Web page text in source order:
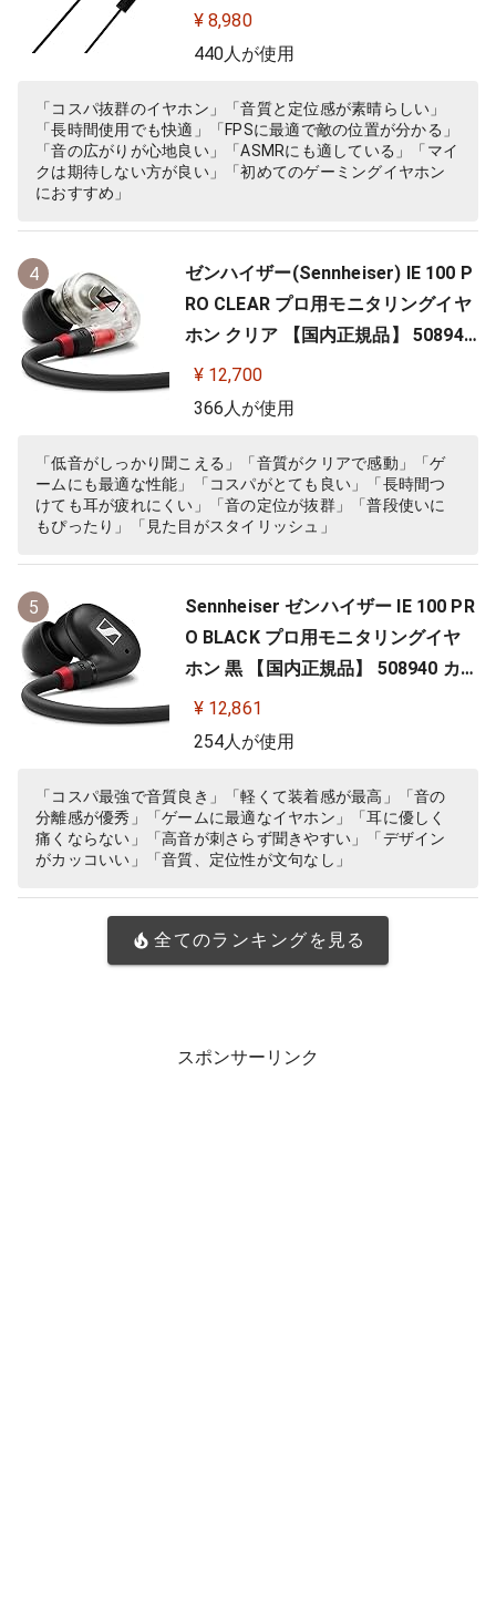
【ゲーム/VR/バイノーラル/ASMR /
360オーディオ推奨】
¥ 8,980
440人が使用
「コスパ抜群のイヤホン」「音質と定位感が素晴らしい」
「長時間使用でも快適」「FPSに最適で敵の位置が分かる」
「音の広がりが心地良い」「ASMRにも適している」「マイ
クは期待しない方が良い」「初めてのゲーミングイヤホン
におすすめ」
4
ゼンハイザー(Sennheiser) IE 100 P
RO CLEAR プロ用モニタリングイヤ
ホン クリア 【国内正規品】 508941
カナル型 有線イヤホン
¥ 12,700
366人が使用
「低音がしっかり聞こえる」「音質がクリアで感動」「ゲ
ームにも最適な性能」「コスパがとても良い」「長時間つ
けても耳が疲れにくい」「音の定位が抜群」「普段使いに
もぴったり」「見た目がスタイリッシュ」
5
Sennheiser ゼンハイザー IE 100 PR
O BLACK プロ用モニタリングイヤ
ホン 黒 【国内正規品】 508940 カナ
ル型 有線イヤホン
¥ 12,861
254人が使用
「コスパ最強で音質良き」「軽くて装着感が最高」「音の
分離感が優秀」「ゲームに最適なイヤホン」「耳に優しく
痛くならない」「高音が刺さらず聞きやすい」「デザイン
がカッコいい」「音質、定位性が文句なし」
全てのランキングを見る
スポンサーリンク